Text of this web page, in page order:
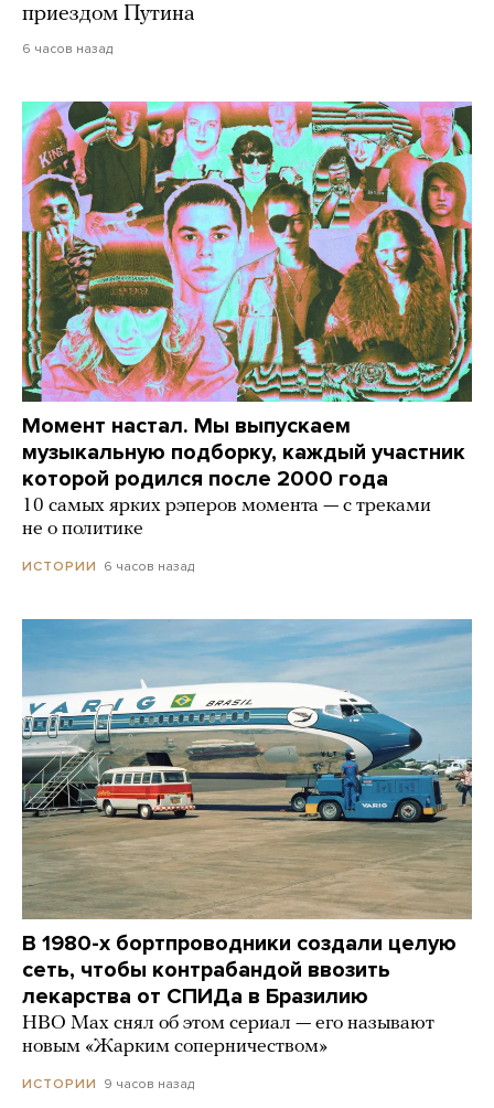
приездом Путина
6 часов назад
Момент настал. Мы выпускаем
музыкальную подборку, каждый участник
которой родился после 2000 года
10 самых ярких рэперов момента — с треками
не о политике
ИСТОРИИ 6 часов назад
В 1980-х бортпроводники создали целую
сеть, чтобы контрабандой ввозить
лекарства от СПИДа в Бразилию
HBO Max снял об этом сериал — его называют
новым «Жарким соперничеством»
ИСТОРИИ 9 часов назад